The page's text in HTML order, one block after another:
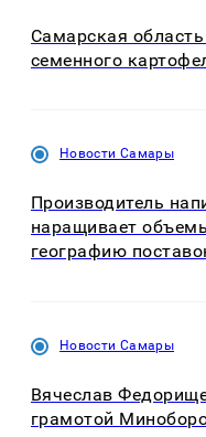
Самарская
семенного
Новости Самары
Производитель
наращивает
географию
Новости Самары
Вячеслав
грамотой